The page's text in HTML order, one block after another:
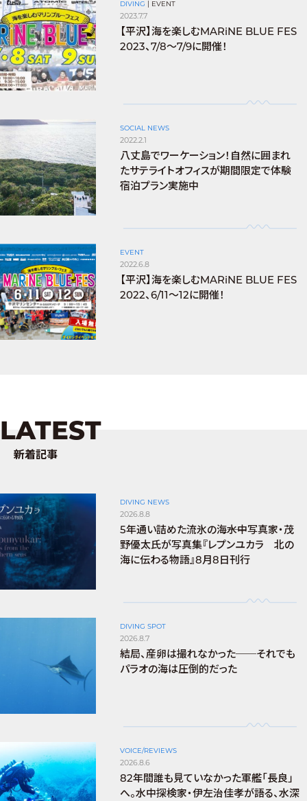
DIVING EVENT
2023.7.7
【平沢】海を楽しむMARiNE BLUE FES
2023、7/8〜7/9に開催！
SOCIAL NEWS
2022.2.1
八丈島でワーケーション！自然に囲まれ
たサテライトオフィスが期間限定で体験
宿泊プラン実施中
EVENT
2022.6.8
【平沢】海を楽しむMARiNE BLUE FES
2022、6/11〜12に開催！
LATEST
新着記事
DIVING NEWS
2026.8.8
5年通い詰めた流氷の海――水中写真家・茂
野優太氏が写真集『レプンユカラ 北の
海に伝わる物語』8月8日刊行
DIVING SPOT
2026.8.7
結局、産卵は撮れなかった──それでも
パラオの海は圧倒的だった
VOICE/REVIEWS
2026.8.6
82年間誰も見ていなかった軍艦「長良」
へ。水中探検家・伊左治佳孝が語る、水深